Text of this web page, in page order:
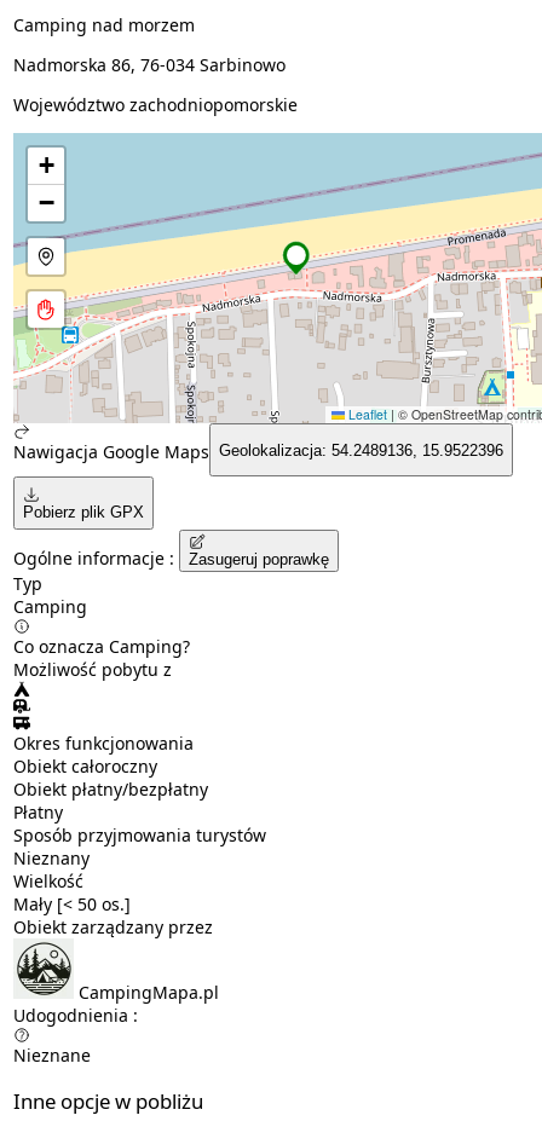
Camping nad morzem
Nadmorska 86, 76-034 Sarbinowo
Województwo zachodniopomorskie
+
−
Leaflet |© OpenStreetMap
Nawigacja Google Maps Geolokalizacja: 54.2489136, 15.9522396
Pobierz plik GPX
Ogólne informacje : Zasugeruj poprawkę
Typ
Camping
Co oznacza Camping?
Możliwość pobytu z
Okres funkcjonowania
Obiekt całoroczny
Obiekt płatny/bezpłatny
Płatny
Sposób przyjmowania turystów
Nieznany
Wielkość
Mały [< 50 os.]
Obiekt zarządzany przez
CampingMapa.pl
Udogodnienia :
Nieznane
Inne opcje w pobliżu